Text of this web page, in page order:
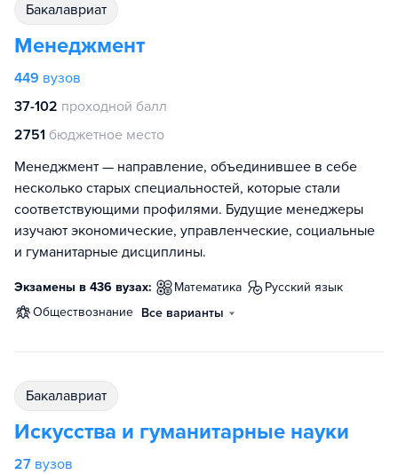
бакалавриат
Менеджмент
449 вузов
37-102 проходной балл
2751 бюджетное место
Менеджмент — направление, объединившее в себе
несколько старых специальностей, которые стали
соответствующими профилями. Будущие менеджеры
изучают экономические, управленческие, социальные
и гуманитарные дисциплины.
Экзамены в 436 вузах: математика
русский язык
обществознание Все варианты
бакалавриат
Искусства и гуманитарные науки
27 вузов